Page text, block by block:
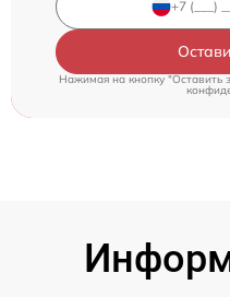
Нажимая на кнопку "Оставить